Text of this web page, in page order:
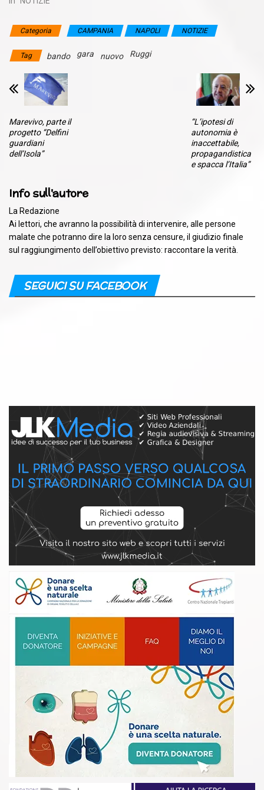
Categoria CAMPANIA NAPOLI NOTIZIE
Tag bando gara nuovo Ruggi
Marevivo, parte il
progetto “Delfini
guardiani
dell’Isola”
“L’ipotesi di
autonomia è
inaccettabile,
propagandistica
e spacca l’Italia”
Info sull'autore
La Redazione
Ai lettori, che avranno la possibilità di intervenire, alle persone
malate che potranno dire la loro senza censure, il giudizio finale
sul raggiungimento dell’obiettivo previsto: raccontare la verità.
SEGUICI SU FACEBOOK